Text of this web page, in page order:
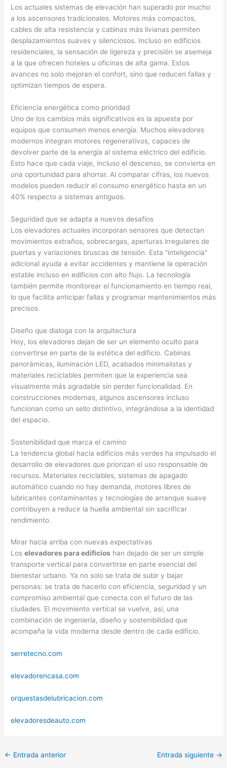
Los actuales sistemas de elevación han superado por mucho
a los ascensores tradicionales. Motores más compactos,
cables de alta resistencia y cabinas más livianas permiten
desplazamientos suaves y silenciosos. Incluso en edificios
residenciales, la sensación de ligereza y precisión se asemeja
a la que ofrecen hoteles u oficinas de alta gama. Estos
avances no solo mejoran el confort, sino que reducen fallas y
optimizan tiempos de espera.
Eficiencia energética como prioridad
Uno de los cambios más significativos es la apuesta por
equipos que consumen menos energía. Muchos elevadores
modernos integran motores regenerativos, capaces de
devolver parte de la energía al sistema eléctrico del edificio.
Esto hace que cada viaje, incluso el descenso, se convierta en
una oportunidad para ahorrar. Al comparar cifras, los nuevos
modelos pueden reducir el consumo energético hasta en un
40% respecto a sistemas antiguos.
Seguridad que se adapta a nuevos desafíos
Los elevadores actuales incorporan sensores que detectan
movimientos extraños, sobrecargas, aperturas irregulares de
puertas y variaciones bruscas de tensión. Esta “inteligencia”
adicional ayuda a evitar accidentes y mantiene la operación
estable incluso en edificios con alto flujo. La tecnología
también permite monitorear el funcionamiento en tiempo real,
lo que facilita anticipar fallas y programar mantenimientos más
precisos.
Diseño que dialoga con la arquitectura
Hoy, los elevadores dejan de ser un elemento oculto para
convertirse en parte de la estética del edificio. Cabinas
panorámicas, iluminación LED, acabados minimalistas y
materiales reciclables permiten que la experiencia sea
visualmente más agradable sin perder funcionalidad. En
construcciones modernas, algunos ascensores incluso
funcionan como un sello distintivo, integrándose a la identidad
del espacio.
Sostenibilidad que marca el camino
La tendencia global hacia edificios más verdes ha impulsado el
desarrollo de elevadores que priorizan el uso responsable de
recursos. Materiales reciclables, sistemas de apagado
automático cuando no hay demanda, motores libres de
lubricantes contaminantes y tecnologías de arranque suave
contribuyen a reducir la huella ambiental sin sacrificar
rendimiento.
Mirar hacia arriba con nuevas expectativas
Loselevadores para edificios han dejado de ser un simple
transporte vertical para convertirse en parte esencial del
bienestar urbano. Ya no solo se trata de subir y bajar
personas: se trata de hacerlo con eficiencia, seguridad y un
compromiso ambiental que conecta con el futuro de las
ciudades. El movimiento vertical se vuelve, así, una
combinación de ingeniería, diseño y sostenibilidad que
acompaña la vida moderna desde dentro de cada edificio.
serretecno.com
elevadorencasa.com
orquestasdelubricacion.com
elevadoresdeauto.com
← Entrada anterior Entrada siguiente →